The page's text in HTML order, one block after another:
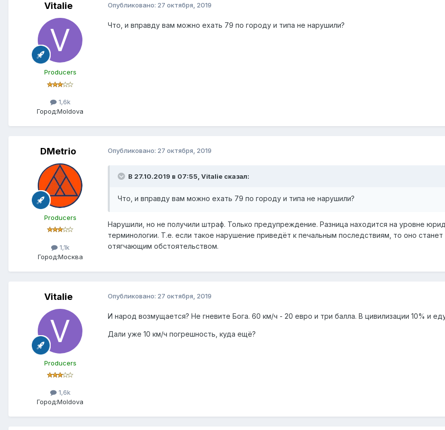
Vitalie
Producers
1,6k
Город:Moldova
Опубликовано: 27 октября, 2019
Что, и вправду вам можно ехать 79 по городу и типа не нарушили?
DMetrio
Producers
1,1k
Город:Москва
Опубликовано: 27 октября, 2019
В 27.10.2019 в 07:55, Vitalie сказал:
Что, и вправду вам можно ехать 79 по городу и типа не нарушили?
Нарушили, но не получили штраф. Только предупреждение. Разница находится на уровне
терминологии. Т.е. если такое нарушение приведёт к печальным последствиям, то оно станет
отягчающим обстоятельством.
Vitalie
Producers
1,6k
Город:Moldova
Опубликовано: 27 октября, 2019
И народ возмущается? Не гневите Бога. 60 км/ч - 20 евро и три балла. В цивилизации 10% и
Дали уже 10 км/ч погрешность, куда ещё?